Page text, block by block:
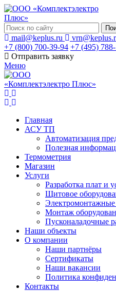
mail@keplus.ru
+7 (800) 700-39-94 +7 (495)
Отправить заявку
Меню
Главная
АСУ ТП
Автоматизация
Полезная
Термометрия
Магазин
Услуги
Разработка плат и
Щитовое
Монтаж
Пусконаладочные
Наши объекты
О компании
Наши партнёры
Сертификаты
Наши вакансии
Политика
Контакты